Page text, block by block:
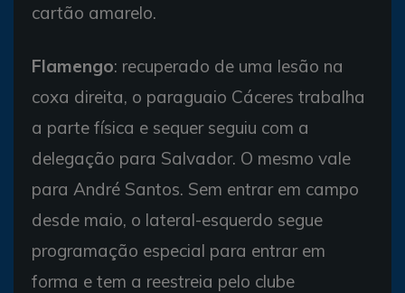
cartão amarelo.
Flamengo: recuperado de uma lesão na
coxa direita, o paraguaio Cáceres trabalha
a parte física e sequer seguiu com a
delegação para Salvador. O mesmo vale
para André Santos. Sem entrar em campo
desde maio, o lateral-esquerdo segue
programação especial para entrar em
forma e tem a reestreia pelo clube